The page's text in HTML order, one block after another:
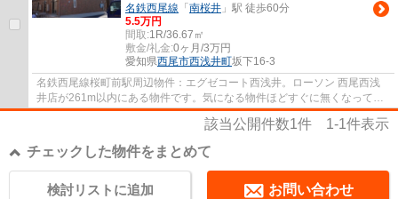
名鉄西尾線 「 南桜井 」駅 徒歩60分
5.5万円
間取:1R/36.67㎡
敷金/礼金:0ヶ月/3万円
愛知県西尾市西浅井町坂下16-3
名鉄西尾線桜町前駅周辺物件：エグゼコート西浅井。ローソン 西尾西浅
井店が261m以内にある物件です。気になる物件ほどすぐに無くなってし
まいます。出来るだけお早目にお問い合わせく...
該当公開件数1件 1-1件表示
チェックした物件をまとめて
お問い合わせ
検討リストに追加